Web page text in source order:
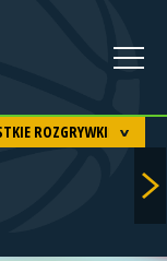
ROZGRYWKI